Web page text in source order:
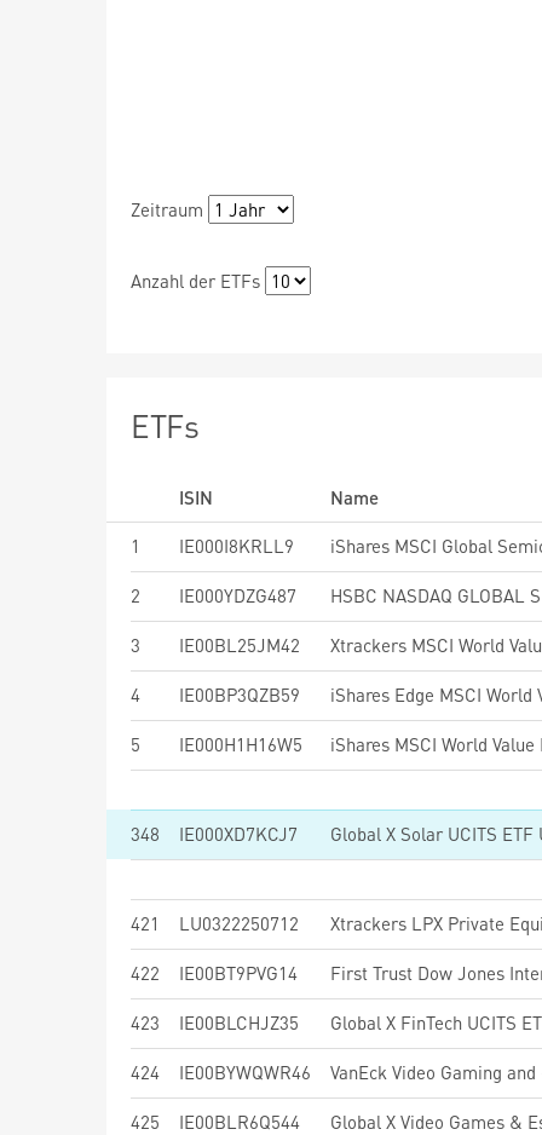
Zeitraum
Anzahl der ETFs
ETFs
ISIN
Name
1
IE000I8KRLL9
2 IE000YDZG487
3 IE00BL25JM42 Xtrackers MSCI World
4 IE00BP3QZB59
5 IE000H1H16W5
348 IE000XD7KCJ7 Global X Solar UCITS ETF
421 LU0322250712 Xtrackers LPX Private
422 IE00BT9PVG14
423 IE00BLCHJZ35 Global X FinTech UCITS
424 IE00BYWQWR46 VanEck Video Gaming
425 IE00BLR6Q544 Global X Video Games &